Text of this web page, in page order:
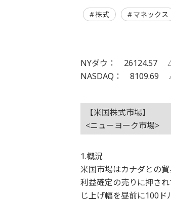
株式 マネックス
NYダウ： 26124.57
NASDAQ： 8109.69
【米国株式市場】
<ニューヨーク市場>
1.概況
米国市場はカナダとの
利益確定の売りに押さ
じ上げ幅を昼前に100